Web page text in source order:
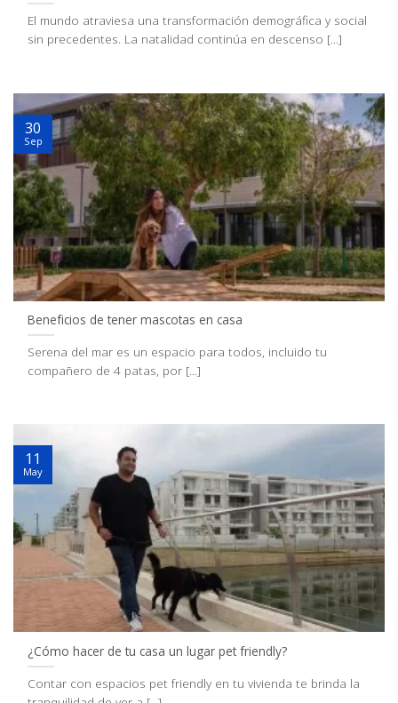
El mundo atraviesa una transformación demográfica y social
sin precedentes. La natalidad continúa en descenso [...]
Beneficios de tener mascotas en casa
Serena del mar es un espacio para todos, incluido tu
compañero de 4 patas, por [...]
30
Sep
¿Cómo hacer de tu casa un lugar pet friendly?
Contar con espacios pet friendly en tu vivienda te brinda la
11
May